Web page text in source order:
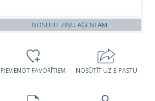
NOSŪTĪT ZIŅU AĢENTAM
PIEVIENOT FAVORĪTIEM NOSŪTĪT UZ E-PASTU